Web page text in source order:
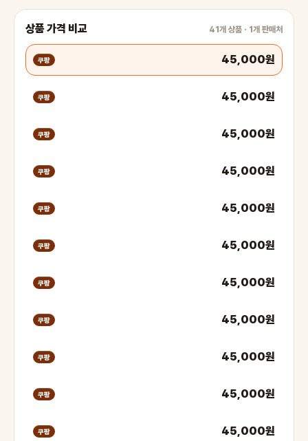
상품 가격 비교 41개 상품 · 1개 판매처
쿠팡 45,000원
쿠팡 45,000원
쿠팡 45,000원
쿠팡 45,000원
쿠팡 45,000원
쿠팡 45,000원
쿠팡 45,000원
쿠팡 45,000원
쿠팡 45,000원
쿠팡 45,000원
쿠팡 45,000원